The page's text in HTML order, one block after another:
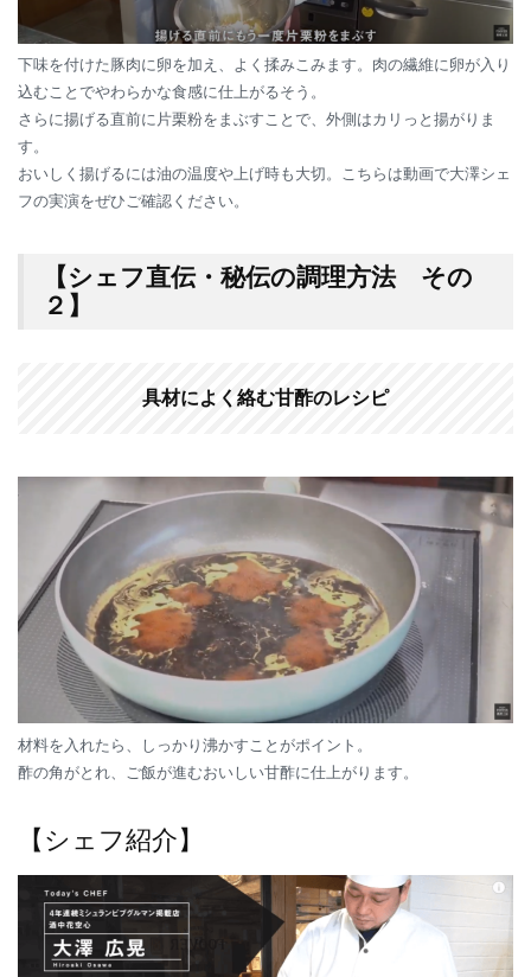
下味を付けた豚肉に卵を加え、よく揉みこみます。肉の繊維に卵が入り
込むことでやわらかな食感に仕上がるそう。
さらに揚げる直前に片栗粉をまぶすことで、外側はカリっと揚がりま
す。
おいしく揚げるには油の温度や上げ時も大切。こちらは動画で大澤シェ
フの実演をぜひご確認ください。
【シェフ直伝・秘伝の調理方法 その
２】
具材によく絡む甘酢のレシピ
材料を入れたら、しっかり沸かすことがポイント。
酢の角がとれ、ご飯が進むおいしい甘酢に仕上がります。
【シェフ紹介】